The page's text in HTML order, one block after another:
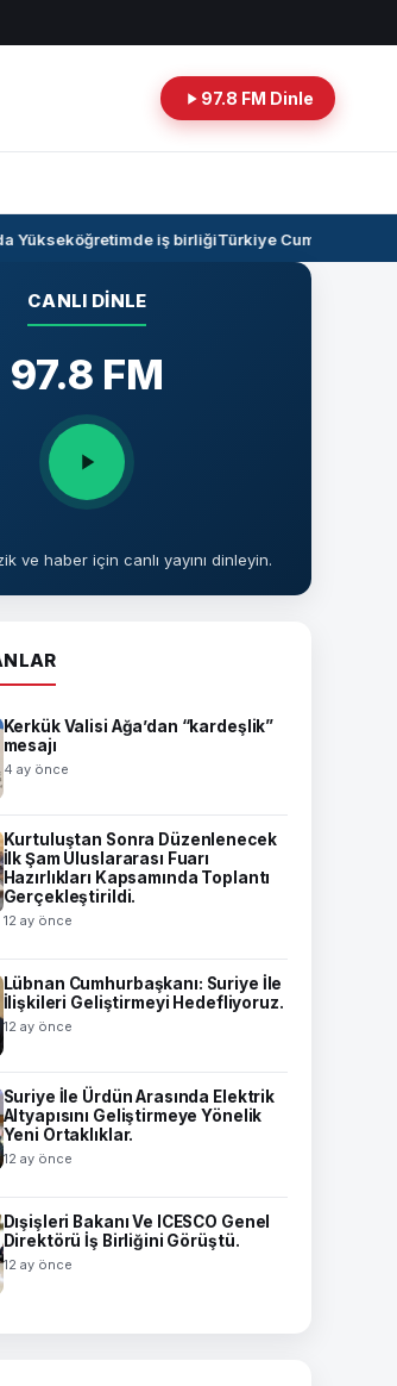
97.8 FM Dinle
iş birliğiTürkiye Cumhuriyeti -
CANLI DINLE
97.8 FM
ve haber için canlı yayını dinleyin.
Kerkük Valisi Ağa’dan “kardeşlik”
mesajı
4 ay önce
Kurtuluştan Sonra Düzenlenecek
İlk Şam Uluslararası Fuarı
Hazırlıkları Kapsamında Toplantı
Gerçekleştirildi.
12 ay önce
Lübnan Cumhurbaşkanı: Suriye İle
İlişkileri Geliştirmeyi Hedefliyoruz.
12 ay önce
Suriye İle Ürdün Arasında Elektrik
Altyapısını Geliştirmeye Yönelik
Yeni Ortaklıklar.
12 ay önce
Dışişleri Bakanı Ve ICESCO Genel
Direktörü İş Birliğini Görüştü.
12 ay önce